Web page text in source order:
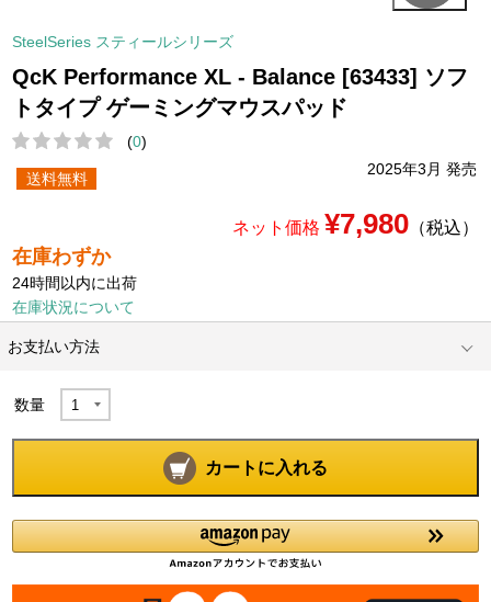
SteelSeries スティールシリーズ
QcK Performance XL - Balance [63433] ソフ
トタイプ ゲーミングマウスパッド
(0)
2025年3月 発売
送料無料
ネット価格 ¥7,980（税込）
在庫わずか
24時間以内に出荷
在庫状況について
お支払い方法
数量
カートに入れる